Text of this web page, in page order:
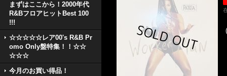
まずはここから！2000年代
R&BフロアヒットBest 100
!!!
☆☆☆☆☆レア00's R&B Pr
omo Only盤特集！！☆☆
☆☆☆
今月のお買い得品！